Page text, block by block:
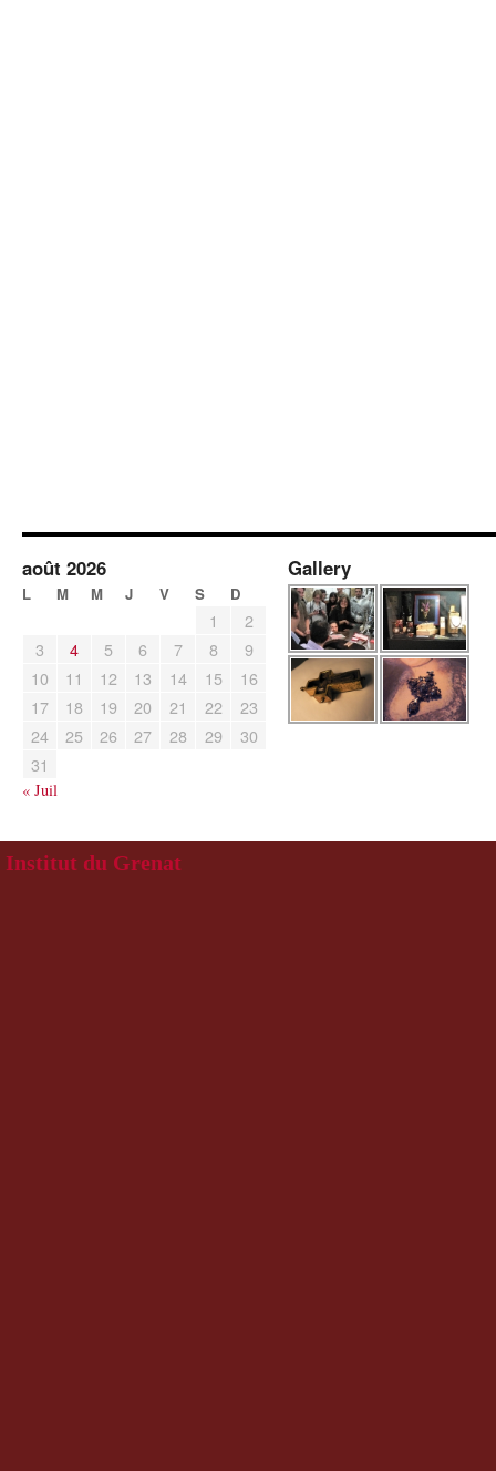
août 2026
L M M J V S D
1
2
3
4 5 6 7 8
9
10
11 12 13 14 15
16
17
18 19 20 21 22
23
24
25 26 27 28 29
30
31
« Juil
Gallery
Institut du Grenat